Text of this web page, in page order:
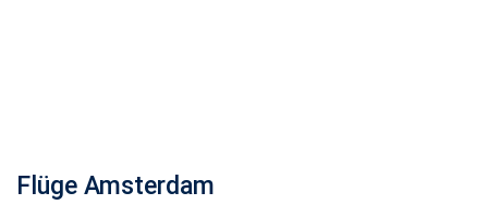
Flüge Amsterdam